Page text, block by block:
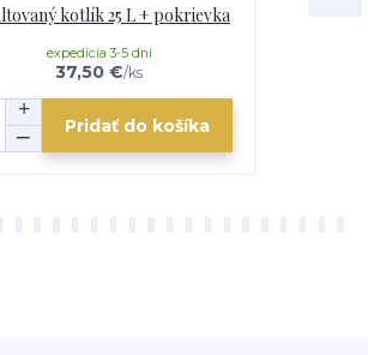
kotlík 25 L + pokrievka
37,50 €/ks
expedícia 3-5 dní
Pridať do košíka